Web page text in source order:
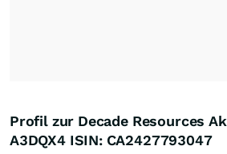
Profil zur Decade Resources
A3DQX4 ISIN: CA2427793047